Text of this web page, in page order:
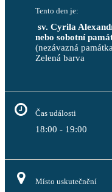
Tento den je:
nebo sobotní
(nezávazná
Čas události
18:00 - 19:00
Místo uskutečnění